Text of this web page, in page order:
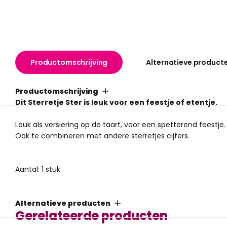
Productomschrijving Alternatieve
Productomschrijving
Dit Sterretje Ster is leuk voor een feestje of etentje.
Leuk als versiering op de taart, voor een spetterend feestje.
Ook te combineren met andere sterretjes cijfers.
Aantal: 1 stuk
Alternatieve producten
Gerelateerde producten